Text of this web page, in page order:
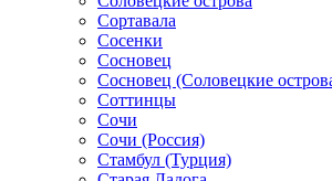
Сортавала
Сосенки
Сосновец
Сосновец (Соловецкие
Соттинцы
Сочи
Сочи (Россия)
Стамбул (Турция)